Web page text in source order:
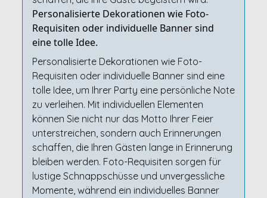
Personalisierte Dekorationen wie Foto-
Requisiten oder individuelle Banner sind
eine tolle Idee.
Personalisierte Dekorationen wie Foto-
Requisiten oder individuelle Banner sind eine
tolle Idee, um Ihrer Party eine persönliche Note
zu verleihen. Mit individuellen Elementen
können Sie nicht nur das Motto Ihrer Feier
unterstreichen, sondern auch Erinnerungen
schaffen, die Ihren Gästen lange in Erinnerung
bleiben werden. Foto-Requisiten sorgen für
lustige Schnappschüsse und unvergessliche
Momente, während ein individuelles Banner